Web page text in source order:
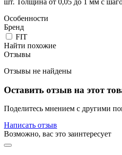
Особенности
Бренд
FIT
Найти похожие
Отзывы
Отзывы не найдены
Оставить отзыв на этот
Поделитесь мнением с другими
Написать отзыв
Возможно, вас это заинтересует